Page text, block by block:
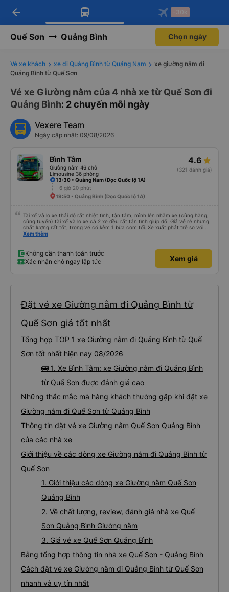
Tải app Vexere ngay!
Nhận ưu đãi thành viên độc
Mở app
Tải app Vexere
-30k/ghế khi đặt vé máy bay qua
Mở app
arrow_back -30k
Quế Sơn Quảng Bình Chọn ngày
Vé xe khách xe đi Quảng Bình từ Quảng Nam
xe giường nằm đi
Quảng Bình từ Quế Sơn
Vé xe Giường nằm của 4 nhà xe từ Quế Sơn đi
Quảng Bình: 2 chuyến mỗi ngày
Vexere Team
Ngày cập nhật: 09/08/2026
Bình Tâm
Giường nằm 46 chỗ
Limousine 36 phòng
4.6
(321 đánh giá)
13:30 • Quảng Nam (Dọc Quốc lộ 1A)
6 giờ 20 phút
19:50 • Quảng Bình (Dọc Quốc lộ 1A)
Tài xế và lơ xe thái độ rất nhiệt tình, tận tâm, mình lên nhầm xe (cùng hãng,
cùng tuyến) tài xế và lơ xe cả 2 xe đều rất tận tình giúp đỡ. Giá vé rẻ nhưng
chất lượng rất tốt, trong vé có kèm 1 bữa cơm tối. Xe xuất phát trễ so với
trên app 45p, nhưng do bão nên trời mưa rất to, có thể thông cảm được.
Xem thêm
Không cần thanh toán trước
Xác nhận chỗ ngay lập tức
Xem giá
Đặt vé xe Giường nằm đi Quảng Bình từ
Quế Sơn giá tốt nhất
Tổng hợp TOP 1 xe Giường nằm đi Quảng Bình từ Quế
Sơn tốt nhất hiện nay 08/2026
🚌 1. Xe Bình Tâm: xe Giường nằm đi Quảng Bình
từ Quế Sơn được đánh giá cao
Những thắc mắc mà hàng khách thường gặp khi đặt xe
Giường nằm đi Quế Sơn từ Quảng Bình
Thông tin đặt vé xe Giường nằm Quế Sơn Quảng Bình
của các nhà xe
Giới thiệu về các dòng xe Giường nằm đi Quảng Bình từ
Quế Sơn
1. Giới thiệu các dòng xe Giường nằm Quế Sơn
Quảng Bình
2. Về chất lượng, review, đánh giá nhà xe Quế
Sơn Quảng Bình Giường nằm
3. Giá vé xe Quế Sơn Quảng Bình
Bảng tổng hợp thông tin nhà xe Quế Sơn - Quảng Bình
Cách đặt vé xe Giường nằm đi Quảng Bình từ Quế Sơn
nhanh và uy tín nhất